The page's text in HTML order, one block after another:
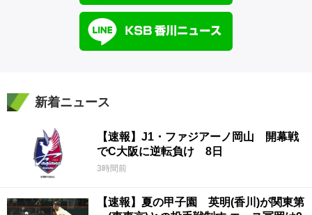
新着ニュース
【速報】J1・ファジアーノ岡山 開幕戦
でC大阪に逆転負け 8日
3時間前
【速報】夏の甲子園 英明(香川)が関東第